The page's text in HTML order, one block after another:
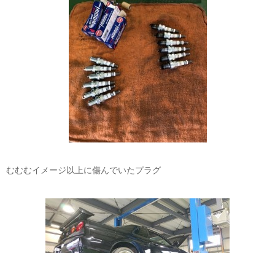
むむむイメージ以上に傷んでいたプラグ